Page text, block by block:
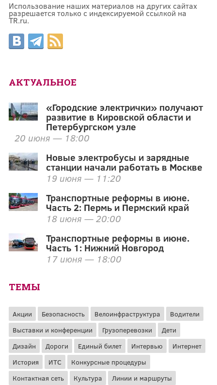
Использование наших материалов на других сайтах
разрешается только с индексируемой ссылкой на
TR.ru.
АКТУАЛЬНОЕ
«Городские электрички» получают
развитие в Кировской области и
Петербургском узле
20 июня — 18:00
Новые электробусы и зарядные
станции начали работать в Москве
19 июня — 11:20
Транспортные реформы в июне.
Часть 2: Пермь и Пермский край
18 июня — 20:00
Транспортные реформы в июне.
Часть 1: Нижний Новгород
17 июня — 18:00
ТЕМЫ
Акции Безопасность Велоинфраструктура
Водители
Выставки и конференции
Грузоперевозки
Дети
Дизайн
Дороги Единый билет Интервью
Интернет
История
ИТС
Конкурсные процедуры
Контактная сеть
Культура Линии и маршруты